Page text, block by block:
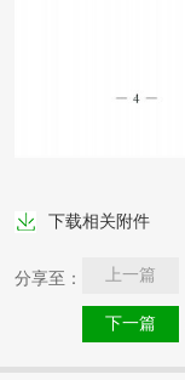
下载相关附件
分享至： 上一篇
下一篇